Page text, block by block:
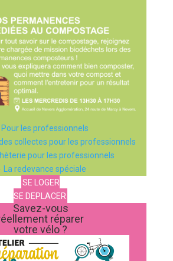
les professionnels
collectes pour les professionnels
pour les professionnels
La redevance spéciale
SE LOGER
SE DEPLACER
Savez-vous
réparer
votre vélo ?